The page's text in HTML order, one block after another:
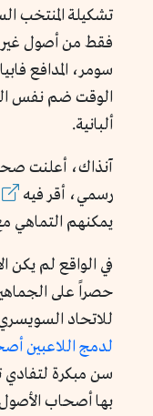
تشكيلة المنتخب
فقط من أصول غير
سومر، المدافع
الوقت ضم نفس
ألبانية.
رسمي، أقر فيه
يمكنهم التماهي
في الواقع لم يكن
للاتحاد
لدمج اللاعبين
سن مبكرة لتفادي
بها أصحاب الأصول